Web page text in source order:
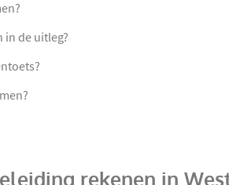
de uitleg?